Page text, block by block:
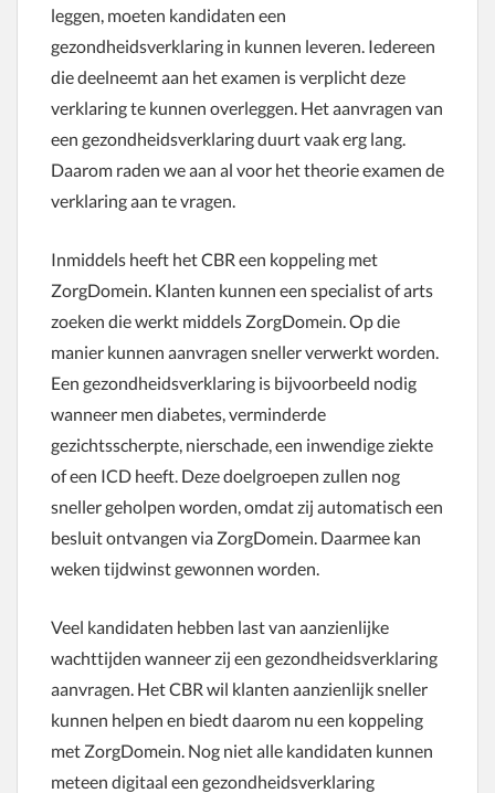
leggen, moeten kandidaten een
gezondheidsverklaring in kunnen leveren. Iedereen
die deelneemt aan het examen is verplicht deze
verklaring te kunnen overleggen. Het aanvragen van
een gezondheidsverklaring duurt vaak erg lang.
Daarom raden we aan al voor het theorie examen de
verklaring aan te vragen.
Inmiddels heeft het CBR een koppeling met
ZorgDomein. Klanten kunnen een specialist of arts
zoeken die werkt middels ZorgDomein. Op die
manier kunnen aanvragen sneller verwerkt worden.
Een gezondheidsverklaring is bijvoorbeeld nodig
wanneer men diabetes, verminderde
gezichtsscherpte, nierschade, een inwendige ziekte
of een ICD heeft. Deze doelgroepen zullen nog
sneller geholpen worden, omdat zij automatisch een
besluit ontvangen via ZorgDomein. Daarmee kan
weken tijdwinst gewonnen worden.
Veel kandidaten hebben last van aanzienlijke
wachttijden wanneer zij een gezondheidsverklaring
aanvragen. Het CBR wil klanten aanzienlijk sneller
kunnen helpen en biedt daarom nu een koppeling
met ZorgDomein. Nog niet alle kandidaten kunnen
meteen digitaal een gezondheidsverklaring